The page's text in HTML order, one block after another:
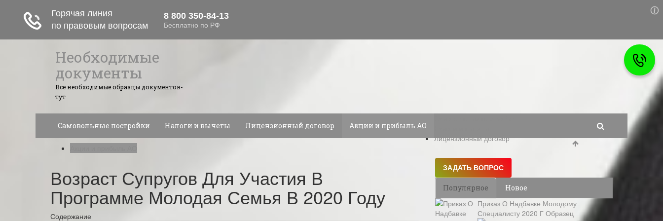
Необходимые
документы
Все необходимые образцы документов-
тут
Самовольные постройки Налоги и вычеты Лицензионный договор Акции и прибыль АО
Лицензионный договор
Возраст Супругов Для Участия В
Программе Молодая Семья В 2020 Году
Содержание
Популярное Новое
Приказ О Надбавке Молодому
Специалисту 2020 Г Образец